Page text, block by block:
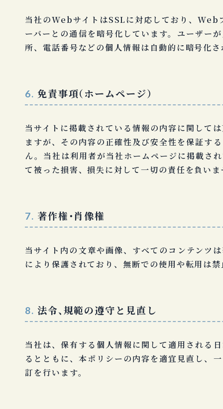
当社のWebサイトはSSLに対応しており、
ーバーとの通信を暗号化しています。ユーザー
所、電話番号などの個人情報は自動的に暗号化
6. 免責事項（ホームページ）
当サイトに掲載されている情報の内容に関して
ますが、その内容の正確性及び安全性を保証す
ん。当社は利用者が当社ホームページに掲載さ
て被った損害、損失に対して一切の責任を負い
7. 著作権・肖像権
当サイト内の文章や画像、すべてのコンテンツ
により保護されており、無断での使用や転用は
8. 法令、規範の遵守と見直し
当社は、保有する個人情報に関して適用される
るとともに、本ポリシーの内容を適宜見直し、
訂を行います。